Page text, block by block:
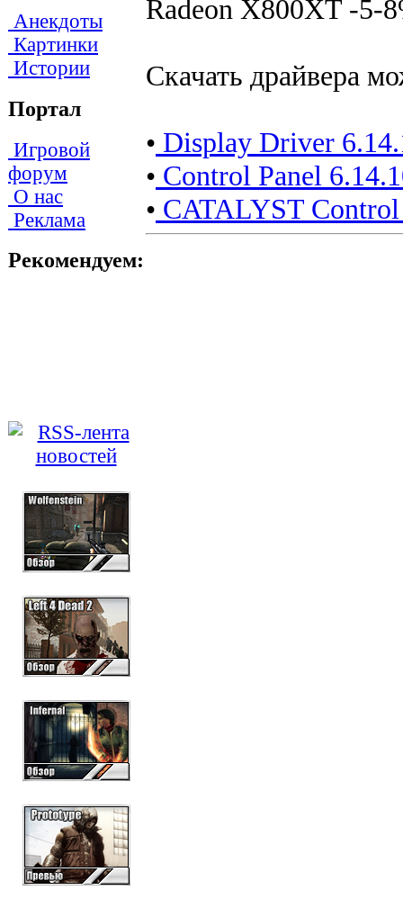
Анекдоты
Картинки
Истории
Портал
Игровой
форум
О нас
Реклама
Рекомендуем:
Radeon X800XT -5-
Скачать драйвера
• Display Driver
• Control Panel
• CATALYST